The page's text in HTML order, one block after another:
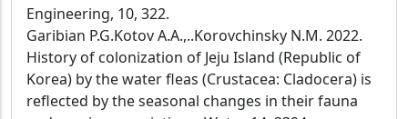
Engineering, 10, 322.
Garibian P.G.Kotov A.A.,..Korovchinsky N.M. 2022.
History of colonization of Jeju Island (Republic of
Korea) by the water fleas (Crustacea: Cladocera) is
reflected by the seasonal changes in their fauna